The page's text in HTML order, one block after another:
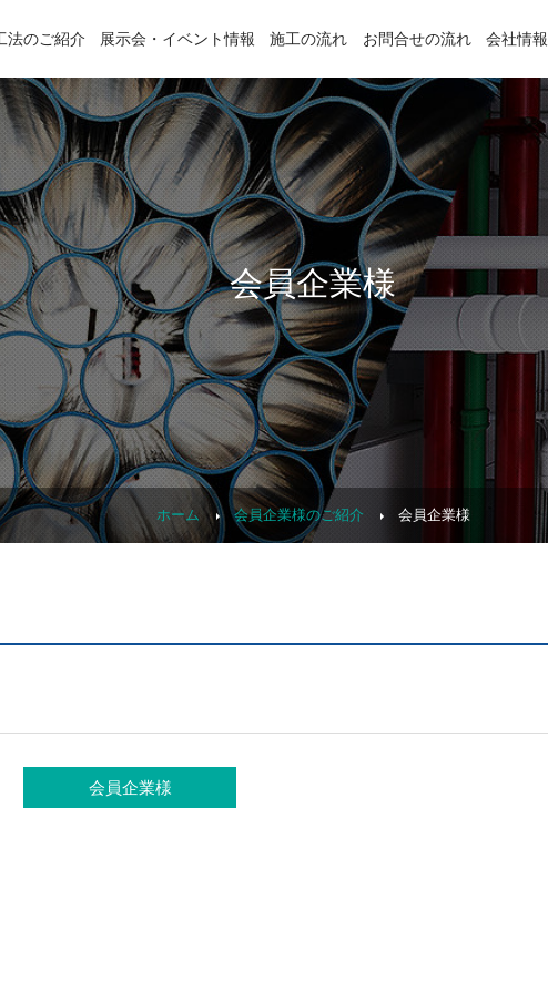
法のご紹介 展示会・イベント情報 施工の流れ お問合せの流れ 会社情報
会員企業様
ホーム 会員企業様のご紹介 会員企業様
会員企業様